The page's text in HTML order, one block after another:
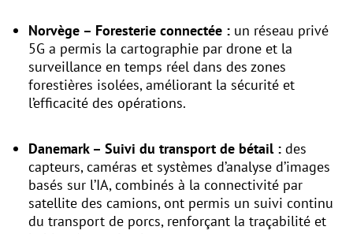
Norvège – Foresterie connectée : un réseau privé
5G a permis la cartographie par drone et la
surveillance en temps réel dans des zones
forestières isolées, améliorant la sécurité et
l’efficacité des opérations.
Danemark – Suivi du transport de bétail : des
capteurs, caméras et systèmes d’analyse d’images
basés sur l’IA, combinés à la connectivité par
satellite des camions, ont permis un suivi continu
du transport de porcs, renforçant la traçabilité et